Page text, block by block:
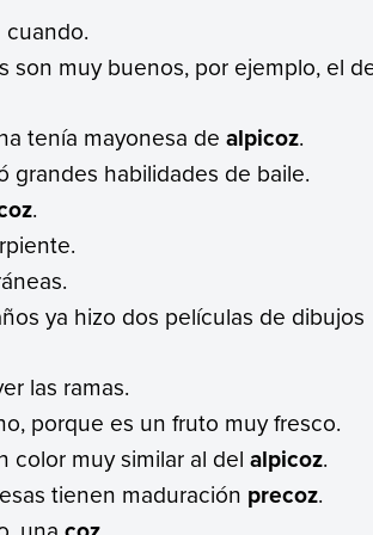
son muy buenos, por ejemplo, el
tenía mayonesa de alpicoz.
grandes habilidades de baile.
.
ya hizo dos películas de dibujos
las ramas.
porque es un fruto muy fresco.
color muy similar al delalpicoz.
tienen maduración precoz.